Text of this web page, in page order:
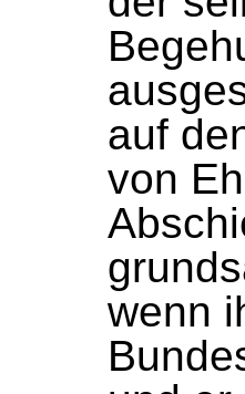
auf
von
wenn